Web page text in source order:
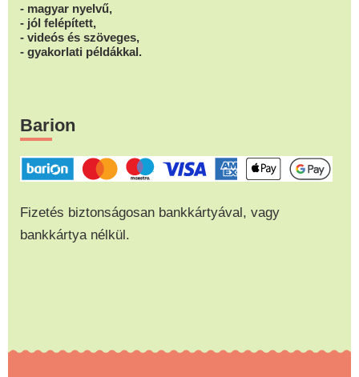
- magyar nyelvű,
- jól felépített,
- videós és szöveges,
- gyakorlati példákkal.
Barion
Fizetés biztonságosan bankkártyával, vagy
bankkártya nélkül.